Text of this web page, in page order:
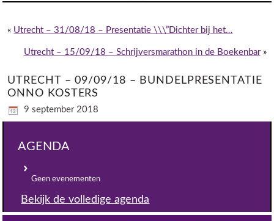
« Utrecht – 31/08/18 – Presentatie \\\”Dichter bij het…
Utrecht – 15/09/18 – Schrijversmarathon in de Boekenbar»
UTRECHT – 09/09/18 – BUNDELPRESENTATIE
ONNO KOSTERS
9 september 2018
AGENDA
Geen evenementen
Bekijk de volledige agenda